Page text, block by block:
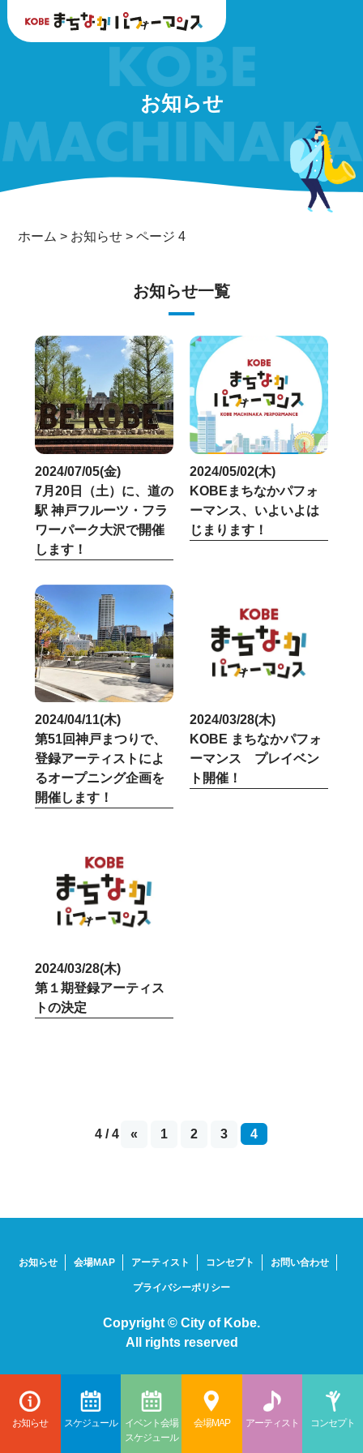
お知らせ スケジュール
イベント会場
スケジュール
会場MAP アーティスト コンセプト
お知らせ
ホーム > お知らせ >ページ 4
お知らせ一覧
2024/07/05(金)
7月20日（土）に、道の
駅 神戸フルーツ・フラ
ワーパーク大沢で開催
します！
2024/05/02(木)
KOBEまちなかパフォ
ーマンス、いよいよは
じまります！
2024/04/11(木)
第51回神戸まつりで、
登録アーティストによ
るオープニング企画を
開催します！
2024/03/28(木)
KOBE まちなかパフォ
ーマンス プレイベン
ト開催！
2024/03/28(木)
第１期登録アーティス
トの決定
4 / 4 « 1 2 3 4
お知らせ 会場MAP アーティスト コンセプト お問い合わせ
プライバシーポリシー
Copyright © City of Kobe.
All rights reserved